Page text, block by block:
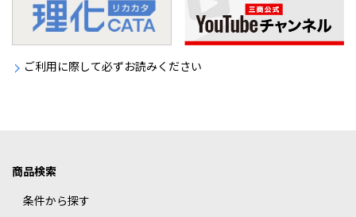
ご利用に際して必ずお読みください
商品検索
条件から探す